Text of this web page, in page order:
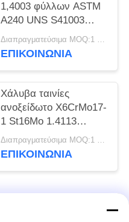
1,4003 φύλλων ASTM
A240 UNS S41003
ανοξείδωτου Unility
Διαπραγματεύσιμα MOQ:1 τόνος
ΕΠΙΚΟΙΝΩΝΊΑ
Χάλυβα ταινίες
ανοξείδωτο X6CrMo17-
1 St16Mo 1.4113
Χάλυβα ταινία ψυχρής
έλασης
Διαπραγματεύσιμα MOQ:1 τόνος
ΕΠΙΚΟΙΝΩΝΊΑ